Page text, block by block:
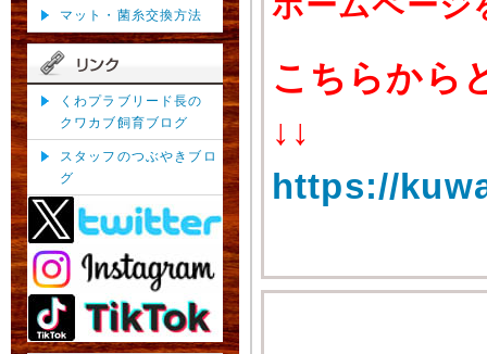
マット・菌糸交換方法
くわプラブリード長の
クワカブ飼育ブログ
スタッフのつぶやきブロ
グ
こちらから
↓↓
https://